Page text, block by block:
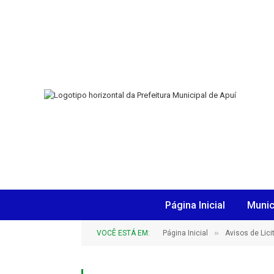
Página Inicial
VOCÊ ESTÁ EM: Página Inicial » Avisos de